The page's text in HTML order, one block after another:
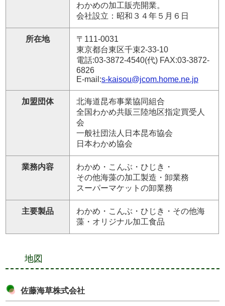
わかめの加工販売開業。
会社設立：昭和３４年５月６日
所在地
〒111-0031
東京都台東区千束2-33-10
電話:03-3872-4540(代) FAX:03-3872-
6826
E-mail:s-kaisou@jcom.home.ne.jp
加盟団体
北海道昆布事業協同組合
全国わかめ共販三陸地区指定買受人
会
一般社団法人日本昆布協会
日本わかめ協会
業務内容
わかめ・こんぶ・ひじき・
その他海藻の加工製造・卸業務
スーパーマケットの卸業務
主要製品
わかめ・こんぶ・ひじき・その他海
藻・オリジナル加工食品
地図
佐藤海草株式会社